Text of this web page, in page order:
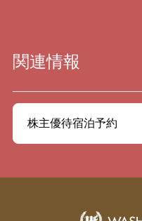
関連情報
株主優待宿泊予約